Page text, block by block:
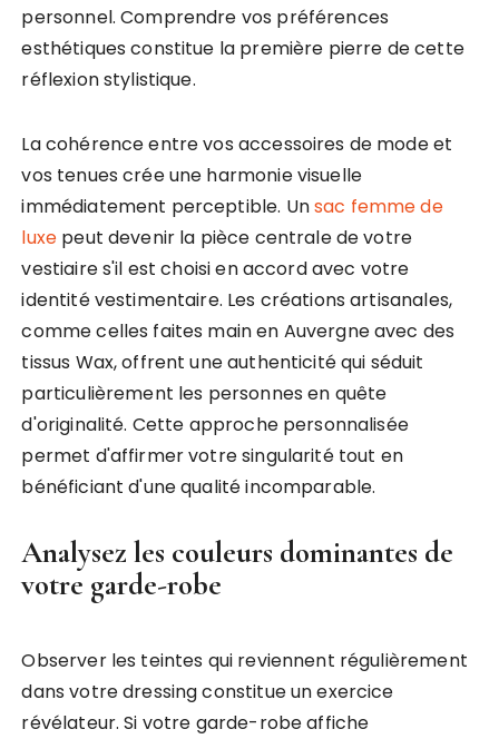
personnel. Comprendre vos préférences
esthétiques constitue la première pierre de cette
réflexion stylistique.
La cohérence entre vos accessoires de mode et
vos tenues crée une harmonie visuelle
immédiatement perceptible. Unsac femme de
luxe peut devenir la pièce centrale de votre
vestiaire s'il est choisi en accord avec votre
identité vestimentaire. Les créations artisanales,
comme celles faites main en Auvergne avec des
tissus Wax, offrent une authenticité qui séduit
particulièrement les personnes en quête
d'originalité. Cette approche personnalisée
permet d'affirmer votre singularité tout en
bénéficiant d'une qualité incomparable.
Analysez les couleurs dominantes de
votre garde-robe
Observer les teintes qui reviennent régulièrement
dans votre dressing constitue un exercice
révélateur. Si votre garde-robe affiche